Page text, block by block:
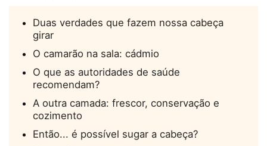
Duas verdades que fazem nossa cabeça
girar
O camarão na sala: cádmio
O que as autoridades de saúde
recomendam?
A outra camada: frescor, conservação e
cozimento
Então... é possível sugar a cabeça?